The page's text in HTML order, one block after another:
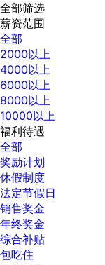
全部筛选
薪资范围
全部
2000以上
4000以上
6000以上
8000以上
10000以上
福利待遇
全部
奖励计划
休假制度
法定节假日
销售奖金
年终奖金
综合补贴
包吃住